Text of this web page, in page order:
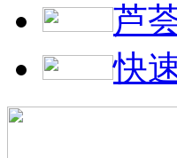
芦
快